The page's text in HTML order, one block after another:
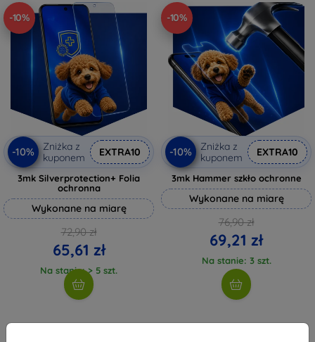
-10%
-10%
Zniżka z
kuponem
EXTRA10
3mk Silverprotection+ Folia
ochronna
Wykonane na miarę
72,90 zł
65,61 zł
Na stanie: > 5 szt.
-10%
-10%
Zniżka z
kuponem
EXTRA10
3mk Hammer szkło ochronne
Wykonane na miarę
76,90 zł
69,21 zł
Na stanie: 3 szt.